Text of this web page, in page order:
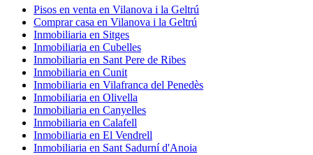
Pisos en venta en Vilanova i la Geltrú
Comprar casa en Vilanova i la Geltrú
Inmobiliaria en Sitges
Inmobiliaria en Cubelles
Inmobiliaria en Sant Pere de Ribes
Inmobiliaria en Cunit
Inmobiliaria en Vilafranca del Penedès
Inmobiliaria en Olivella
Inmobiliaria en Canyelles
Inmobiliaria en Calafell
Inmobiliaria en El Vendrell
Inmobiliaria en Sant Sadurní d'Anoia